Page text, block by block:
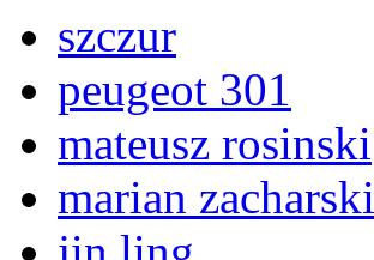
szczur
peugeot 301
mateusz rosinski
marian zacharski